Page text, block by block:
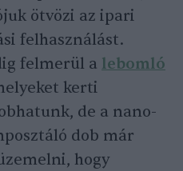
ötvözi az ipari
felhasználást.
felmerül a lebomló
kerti
de a nano-
dob már
hogy